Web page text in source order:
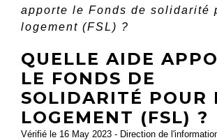
apporte le Fonds de solidarité
logement (FSL) ?
QUELLE AIDE
LE FONDS DE
SOLIDARITÉ POUR
LOGEMENT (FSL) ?
Vérifié le 16 May 2023 - Direction de